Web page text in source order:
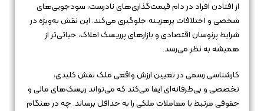
از افتادن افراد در دام قیمت‌گذاری‌های نادرست، سودجویی‌های
شخصی و اختلافات پرهزینه جلوگیری می‌کند. این نقش به‌ویژه در
شرایط پرنوسان اقتصادی و بازارهای پرریسک املاک، حیاتی‌تر از
همیشه به نظر می‌رسد.
کارشناسی رسمی در تعیین ارزش واقعی ملک نقش کلیدی،
تخصصی و بی‌طرفانه‌ای ایفا می‌کند که می‌تواند ریسک‌های مالی و
حقوقی مرتبط با معاملات ملکی را به حداقل برساند. چه در هنگام